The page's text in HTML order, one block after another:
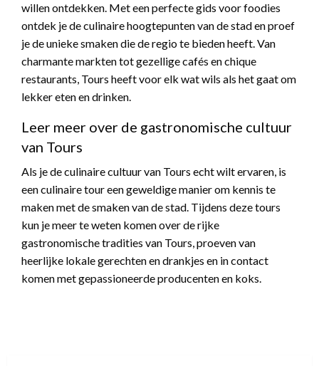
willen ontdekken. Met een perfecte gids voor foodies
ontdek je de culinaire hoogtepunten van de stad en proef
je de unieke smaken die de regio te bieden heeft. Van
charmante markten tot gezellige cafés en chique
restaurants, Tours heeft voor elk wat wils als het gaat om
lekker eten en drinken.
Leer meer over de gastronomische cultuur
van Tours
Als je de culinaire cultuur van Tours echt wilt ervaren, is
een culinaire tour een geweldige manier om kennis te
maken met de smaken van de stad. Tijdens deze tours
kun je meer te weten komen over de rijke
gastronomische tradities van Tours, proeven van
heerlijke lokale gerechten en drankjes en in contact
komen met gepassioneerde producenten en koks.